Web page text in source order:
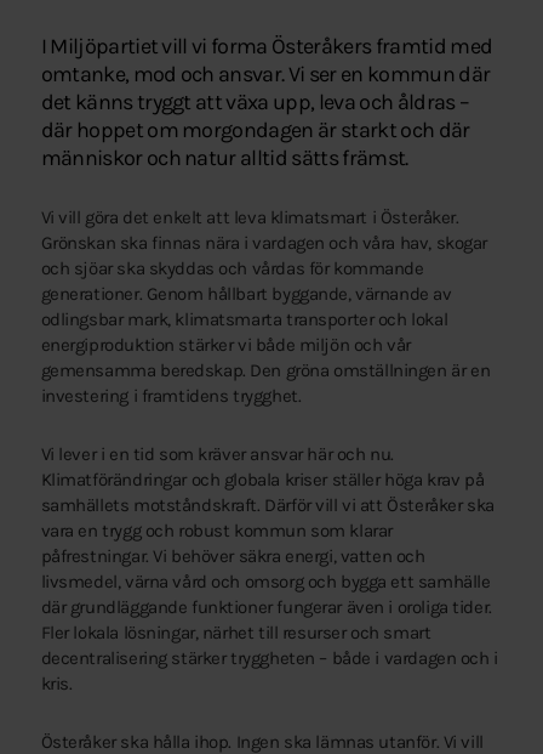
I Miljöpartiet vill vi forma Österåkers framtid med
omtanke, mod och ansvar. Vi ser en kommun där
det känns tryggt att växa upp, leva och åldras –
där hoppet om morgondagen är starkt och där
människor och natur alltid sätts främst.
Vi vill göra det enkelt att leva klimatsmart i Österåker.
Grönskan ska finnas nära i vardagen och våra hav, skogar
och sjöar ska skyddas och vårdas för kommande
generationer. Genom hållbart byggande, värnande av
odlingsbar mark, klimatsmarta transporter och lokal
energiproduktion stärker vi både miljön och vår
gemensamma beredskap. Den gröna omställningen är en
investering i framtidens trygghet.
Vi lever i en tid som kräver ansvar här och nu.
Klimatförändringar och globala kriser ställer höga krav på
samhällets motståndskraft. Därför vill vi att Österåker ska
vara en trygg och robust kommun som klarar
påfrestningar. Vi behöver säkra energi, vatten och
livsmedel, värna vård och omsorg och bygga ett samhälle
där grundläggande funktioner fungerar även i oroliga tider.
Fler lokala lösningar, närhet till resurser och smart
decentralisering stärker tryggheten – både i vardagen och i
kris.
Österåker ska hålla ihop. Ingen ska lämnas utanför. Vi vill